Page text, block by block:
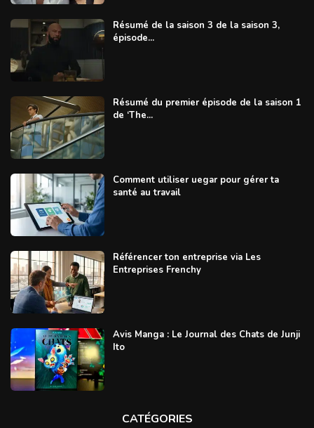
Résumé de la saison 3 de la saison 3,
épisode...
Résumé du premier épisode de la saison 1
de ‘The...
Comment utiliser uegar pour gérer ta
santé au travail
Référencer ton entreprise via Les
Entreprises Frenchy
Avis Manga : Le Journal des Chats de Junji
Ito
CATÉGORIES